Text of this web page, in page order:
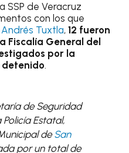
SSP de Veracruz
con los que
Andrés Tuxtla,12 fueron
Fiscalía General del
por la
detenido.
de Seguridad
Estatal,
deSan
por un total de